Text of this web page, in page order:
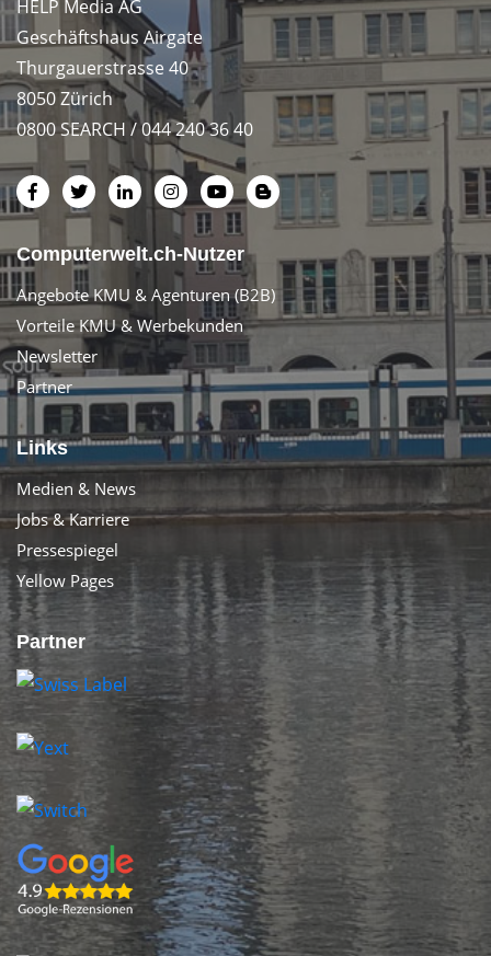
HELP Media AG
Geschäftshaus Airgate
Thurgauerstrasse 40
8050 Zürich
0800 SEARCH / 044 240 36 40
Computerwelt.ch-Nutzer
Angebote KMU & Agenturen (B2B)
Vorteile KMU & Werbekunden
Newsletter
Partner
Links
Medien & News
Jobs & Karriere
Pressespiegel
Yellow Pages
Partner